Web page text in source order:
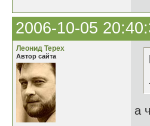
2006-10-05
Леонид Терех
Автор сайта
а